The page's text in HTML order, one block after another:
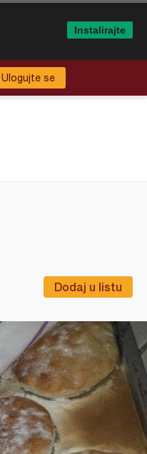
Ulogujte se
Dodaj u listu
Instalirajte